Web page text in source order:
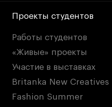
Проекты студентов
Работы студентов
«Живые» проекты
Участие в выставках
Britanka New Creatives
Fashion Summer